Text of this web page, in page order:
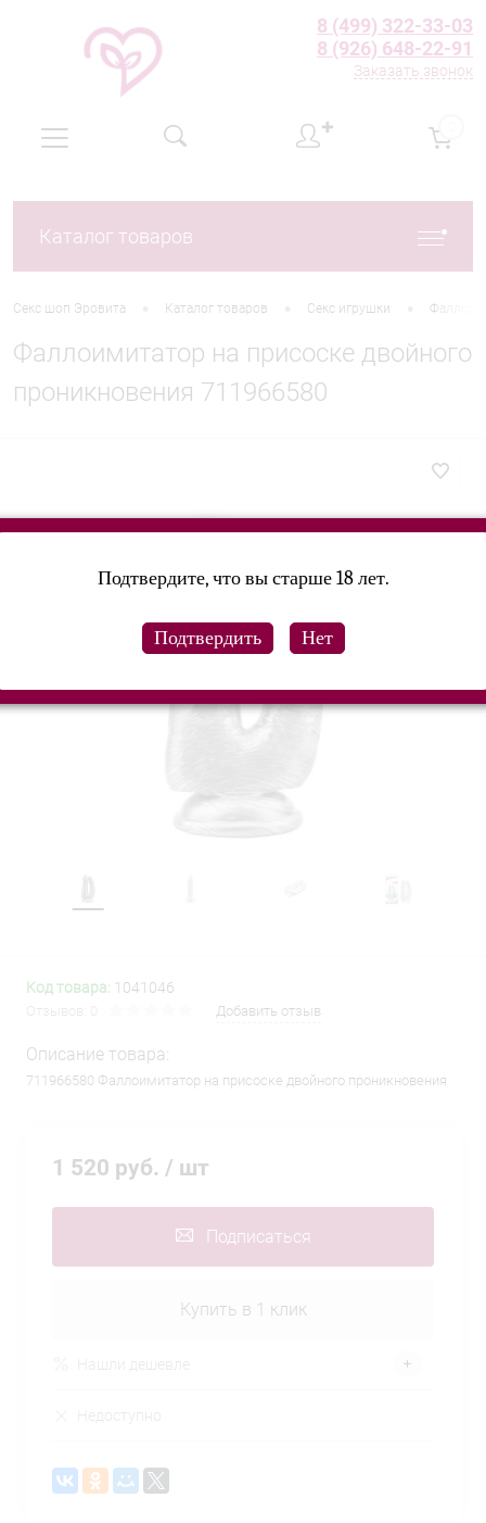
8 (499) 322-33-03
8 (926) 648-22-91
Заказать звонок
✚
Каталог товаров
Секс шоп Эровита Каталог товаров Секс игрушки
Фаллоимитатор на присоске двойного
проникновения 711966580
Код товара: 1041046
Добавить отзыв
Описание товара:
711966580 Фаллоимитатор на присоске двойного проникновения
1 520 руб. / шт
Подписаться
Купить в 1 клик
Подтвердите, что вы старше 18 лет.